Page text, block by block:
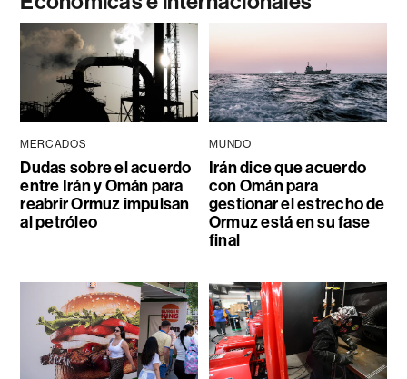
MERCADOS
Dudas sobre el acuerdo
entre Irán y Omán para
reabrir Ormuz impulsan
al petróleo
MUNDO
Irán dice que acuerdo
con Omán para
gestionar el estrecho de
Ormuz está en su fase
final